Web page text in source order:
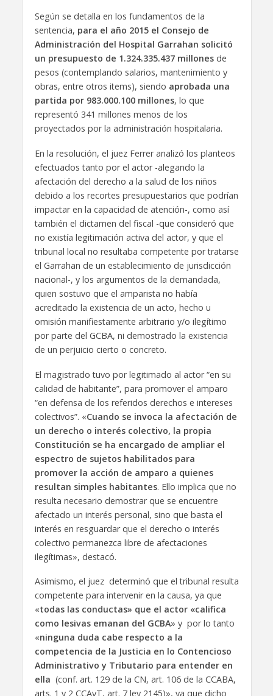
Según se detalla en los fundamentos de la
sentencia, para el año 2015 el Consejo de
Administración del Hospital Garrahan solicitó
un presupuesto de 1.324.335.437 millonesde
pesos (contemplando salarios, mantenimiento y
obras, entre otros items), siendo aprobada una
partida por 983.000.100 millones, lo que
representó 341 millones menos de los
proyectados por la administración hospitalaria.
En la resolución, el juez Ferrer analizó los planteos
efectuados tanto por el actor -alegando la
afectación del derecho a la salud de los niños
debido a los recortes presupuestarios que podrían
impactar en la capacidad de atención-, como así
también el dictamen del fiscal -que consideró que
no existía legitimación activa del actor, y que el
tribunal local no resultaba competente por tratarse
el Garrahan de un establecimiento de jurisdicción
nacional-, y los argumentos de la demandada,
quien sostuvo que el amparista no había
acreditado la existencia de un acto, hecho u
omisión manifiestamente arbitrario y/o ilegítimo
por parte del GCBA, ni demostrado la existencia
de un perjuicio cierto o concreto.
El magistrado tuvo por legitimado al actor “en su
calidad de habitante”, para promover el amparo
“en defensa de los referidos derechos e intereses
colectivos”. «Cuando se invoca la afectación de
un derecho o interés colectivo, la propia
Constitución se ha encargado de ampliar el
espectro de sujetos habilitados para
promover la acción de amparo a quienes
resultan simples habitantes. Ello implica que no
resulta necesario demostrar que se encuentre
afectado un interés personal, sino que basta el
interés en resguardar que el derecho o interés
colectivo permanezca libre de afectaciones
ilegítimas», destacó.
Asimismo, el juez determinó que el tribunal resulta
competente para intervenir en la causa, ya que
«todas las conductas» que el actor «califica
como lesivas emanan del GCBA» y por lo tanto
«ninguna duda cabe respecto a la
competencia de la Justicia en lo Contencioso
Administrativo y Tributario para entender en
ella (conf. art. 129 de la CN, art. 106 de la CCABA,
arts. 1 y 2 CCAyT, art. 7 ley 2145)», ya que dicho